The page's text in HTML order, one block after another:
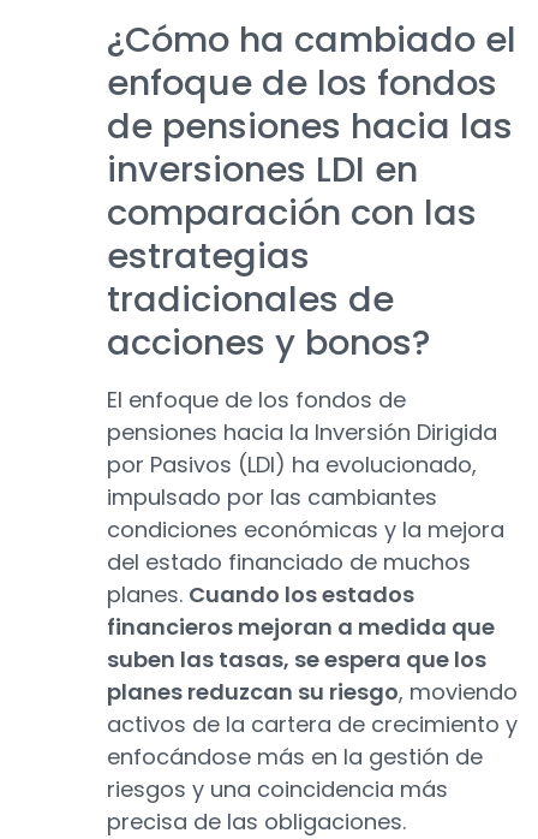
¿Cómo ha cambiado el
enfoque de los fondos
de pensiones hacia las
inversiones LDI en
comparación con las
estrategias
tradicionales de
acciones y bonos?
El enfoque de los fondos de
pensiones hacia la Inversión Dirigida
por Pasivos (LDI) ha evolucionado,
impulsado por las cambiantes
condiciones económicas y la mejora
del estado financiado de muchos
planes. Cuando los estados
financieros mejoran a medida que
suben las tasas, se espera que los
planes reduzcan su riesgo, moviendo
activos de la cartera de crecimiento y
enfocándose más en la gestión de
riesgos y una coincidencia más
precisa de las obligaciones.